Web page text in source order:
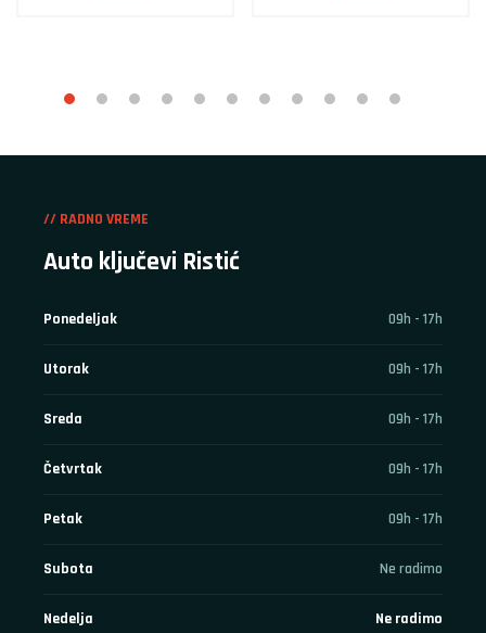
// RADNO VREME
Auto ključevi Ristić
Ponedeljak 09h - 17h
Utorak 09h - 17h
Sreda 09h - 17h
Četvrtak 09h - 17h
Petak 09h - 17h
Subota Ne radimo
Nedelja Ne radimo